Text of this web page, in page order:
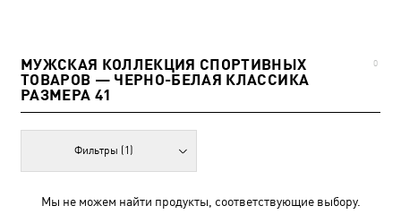
МУЖСКАЯ КОЛЛЕКЦИЯ СПОРТИВНЫХ
ТОВАРОВ — ЧЕРНО-БЕЛАЯ КЛАССИКА
РАЗМЕРА 41
0
Фильтры (1)
Мы не можем найти продукты, соответствующие выбору.